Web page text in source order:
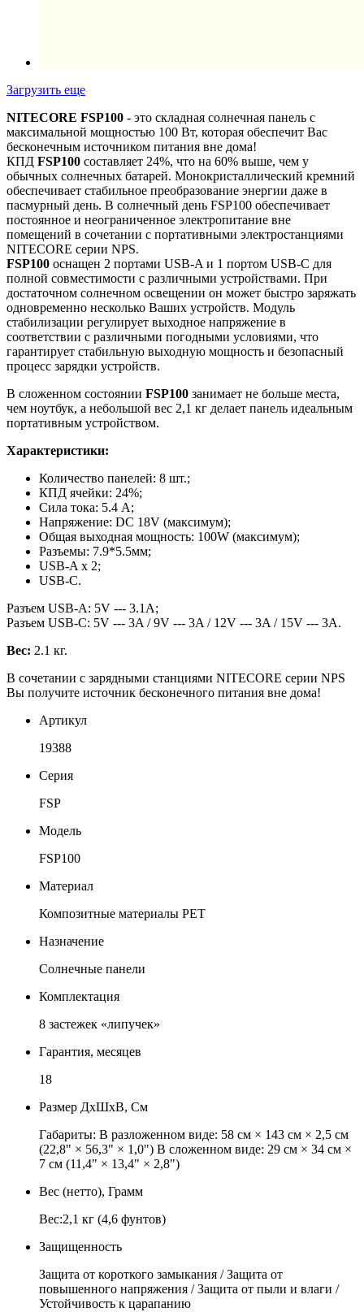
Загрузить еще
NITECORE FSP100 - это складная солнечная панель с
максимальной мощностью 100 Вт, которая обеспечит Вас
бесконечным источником питания вне дома!
КПД FSP100 составляет 24%, что на 60% выше, чем у
обычных солнечных батарей. Монокристаллический кремний
обеспечивает стабильное преобразование энергии даже в
пасмурный день. В солнечный день FSP100 обеспечивает
постоянное и неограниченное электропитание вне
помещений в сочетании с портативными электростанциями
NITECORE серии NPS.
FSP100 оснащен 2 портами USB-A и 1 портом USB-C для
полной совместимости с различными устройствами. При
достаточном солнечном освещении он может быстро заряжать
одновременно несколько Ваших устройств. Модуль
стабилизации регулирует выходное напряжение в
соответствии с различными погодными условиями, что
гарантирует стабильную выходную мощность и безопасный
процесс зарядки устройств.
В сложенном состоянии FSP100 занимает не больше места,
чем ноутбук, а небольшой вес 2,1 кг делает панель идеальным
портативным устройством.
Характеристики:
Количество панелей: 8 шт.;
КПД ячейки: 24%;
Сила тока: 5.4 А;
Напряжение: DC 18V (максимум);
Общая выходная мощность: 100W (максимум);
Разъемы: 7.9*5.5мм;
USB-A x 2;
USB-C.
Разъем USB-A: 5V --- 3.1A;
Разъем USB-С: 5V --- 3A / 9V --- 3A / 12V --- 3A / 15V --- 3A.
Вес: 2.1 кг.
В сочетании с зарядными станциями NITECORE серии NPS
Вы получите источник бесконечного питания вне дома!
Артикул
19388
Серия
FSP
Модель
FSP100
Материал
Композитные материалы PET
Назначение
Солнечные панели
Комплектация
8 застежек «липучек»
Гарантия, месяцев
18
Размер ДхШхВ, См
Габариты: В разложенном виде: 58 см × 143 см × 2,5 см
(22,8" × 56,3" × 1,0") В сложенном виде: 29 см × 34 см ×
7 см (11,4" × 13,4" × 2,8")
Вес (нетто), Грамм
Вес:2,1 кг (4,6 фунтов)
Защищенность
Защита от короткого замыкания / Защита от
повышенного напряжения / Защита от пыли и влаги /
Устойчивость к царапанию